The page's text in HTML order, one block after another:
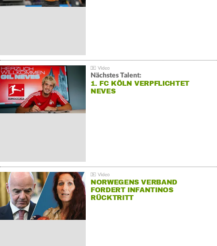
Nächstes Talent:
1. FC KÖLN VERPFLICHTET
NEVES
NORWEGENS VERBAND
FORDERT INFANTINOS
RÜCKTRITT